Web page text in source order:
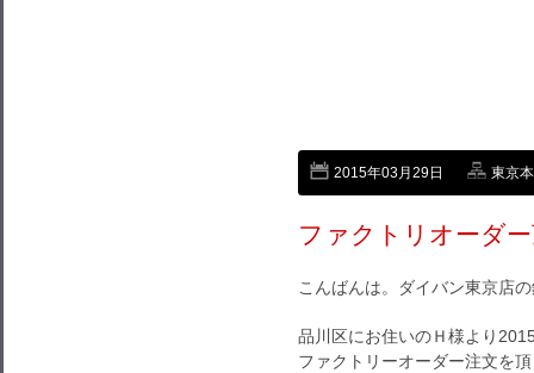
2015年03月29日 東京
ファクトリオーダ
こんばんは。ダイバン東京店
品川区にお住いのＨ様より
ファクトリーオーダー注文を